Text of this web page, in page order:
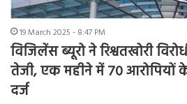
19 March 2025 - 8:47 PM
विजिलेंस ब्यूरो ने रिश्वतखोरी
तेजी, एक महीने में 70 आरोपियों
दर्ज